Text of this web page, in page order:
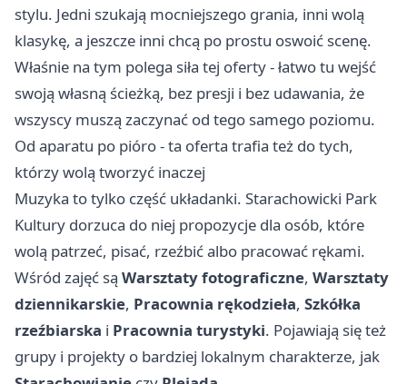
stylu. Jedni szukają mocniejszego grania, inni wolą
klasykę, a jeszcze inni chcą po prostu oswoić scenę.
Właśnie na tym polega siła tej oferty - łatwo tu wejść
swoją własną ścieżką, bez presji i bez udawania, że
wszyscy muszą zaczynać od tego samego poziomu.
Od aparatu po pióro - ta oferta trafia też do tych,
którzy wolą tworzyć inaczej
Muzyka to tylko część układanki. Starachowicki Park
Kultury dorzuca do niej propozycje dla osób, które
wolą patrzeć, pisać, rzeźbić albo pracować rękami.
Wśród zajęć są Warsztaty fotograficzne, Warsztaty
dziennikarskie, Pracownia rękodzieła, Szkółka
rzeźbiarska i Pracownia turystyki. Pojawiają się też
grupy i projekty o bardziej lokalnym charakterze, jak